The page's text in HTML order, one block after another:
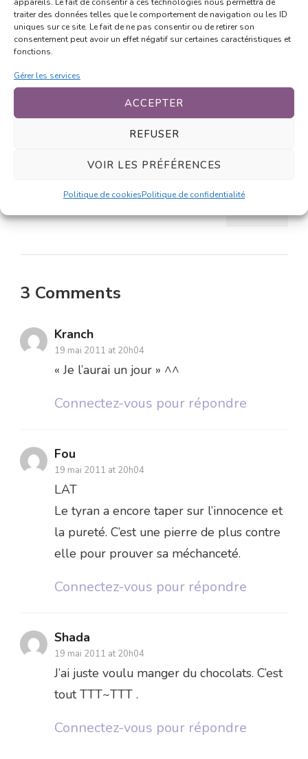
traiter des données telles que le comportement de navigation ou les ID
uniques sur ce site. Le fait de ne pas consentir ou de retirer son
consentement peut avoir un effet négatif sur certaines caractéristiques et
fonctions.
Gérer les services
ACCEPTER
REFUSER
VOIR LES PRÉFÉRENCES
Politique de cookiesPolitique de confidentialité
LAT
MANGA STRIP WEBCOMIC
PREVIOUS ARTICLE
Où vont Chibi et Spartacus ?
NEXT ARTICLE
Périple
3 Comments
Kranch
19 mai 2011 at 20h04
« Je l’aurai un jour » ^^
Connectez-vous pour répondre
Fou
19 mai 2011 at 20h04
LAT
Le tyran a encore taper sur l’innocence et
la pureté. C’est une pierre de plus contre
elle pour prouver sa méchanceté.
Connectez-vous pour répondre
Shada
19 mai 2011 at 20h04
J’ai juste voulu manger du chocolats. C’est
tout TTT~TTT .
Connectez-vous pour répondre